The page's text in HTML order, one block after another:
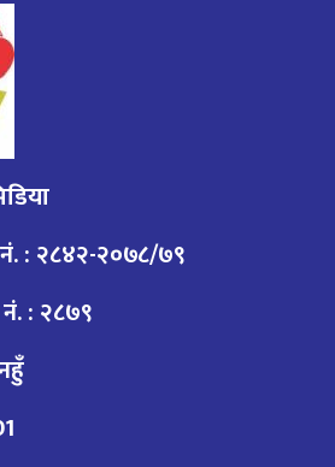
नं. : २८४२-२०७८/७९
नं. : २८७९